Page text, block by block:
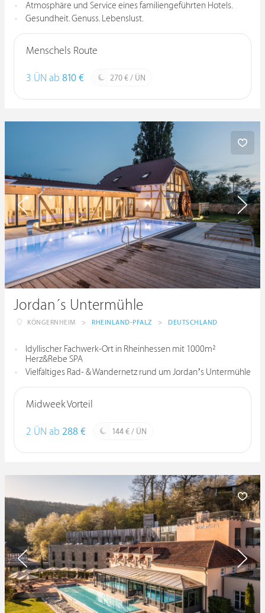
Atmosphäre und Service eines familiengeführten Hotels.
Gesundheit. Genuss. Lebenslust.
Menschels Route
3 ÜN ab 810 € 270 € / ÜN
Jordan´s Untermühle
KÖNGERNHEIM > RHEINLAND-PFALZ > DEUTSCHLAND
Idyllischer Fachwerk-Ort in Rheinhessen mit 1000m²
Herz&Rebe SPA
Vielfältiges Rad- & Wandernetz rund um Jordan’s Untermühle
Midweek Vorteil
2 ÜN ab 288 € 144 € / ÜN